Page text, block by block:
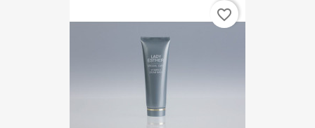
favorite_border